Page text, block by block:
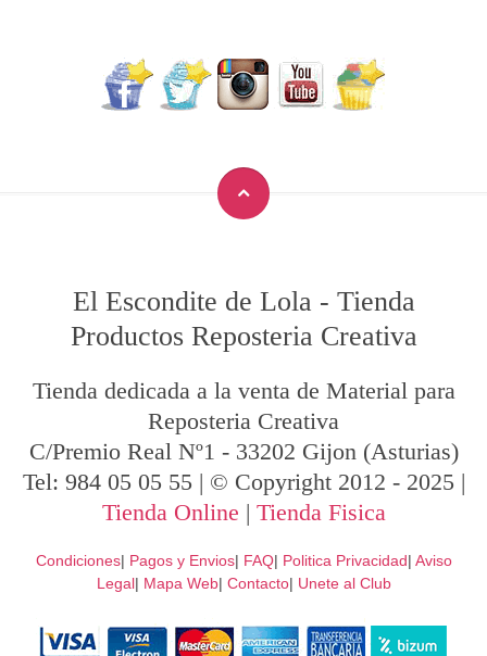
El Escondite de Lola - Tienda
Productos Reposteria Creativa
Tienda dedicada a la venta de Material para
Reposteria Creativa
C/Premio Real Nº1 - 33202 Gijon (Asturias)
Tel: 984 05 05 55 | © Copyright 2012 - 2025 |
Tienda Online | Tienda Fisica
Condiciones| Pagos y Envios| FAQ| Politica Privacidad| Aviso
Legal| Mapa Web| Contacto| Unete al Club